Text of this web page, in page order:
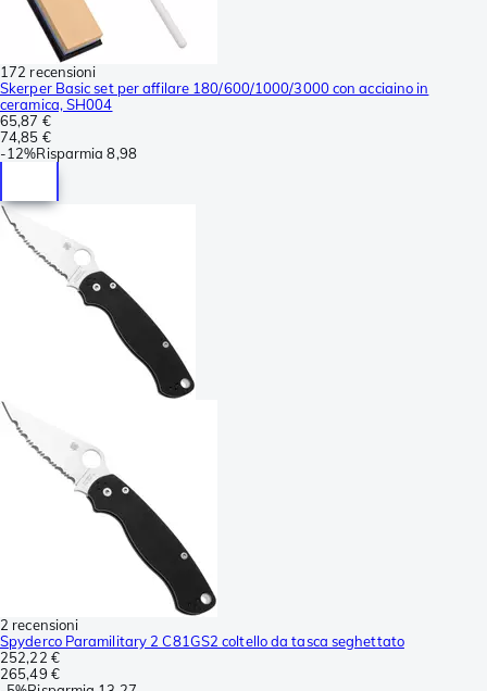
172 recensioni
Skerper Basic set per affilare 180/600/1000/3000 con acciaino in
ceramica, SH004
65,87 €
74,85 €
-12%Risparmia 8,98
2 recensioni
Spyderco Paramilitary 2 C81GS2 coltello da tasca seghettato
252,22 €
265,49 €